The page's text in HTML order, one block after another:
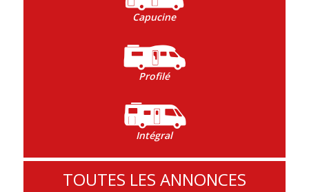
Capucine
Profilé
Intégral
TOUTES LES ANNONCES